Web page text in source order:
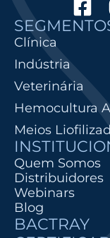
Clínica
Indústria
Veterinária
Hemocultura
Meios
Quem Somos
Distribuidores
Webinars
Blog
BACTRAY